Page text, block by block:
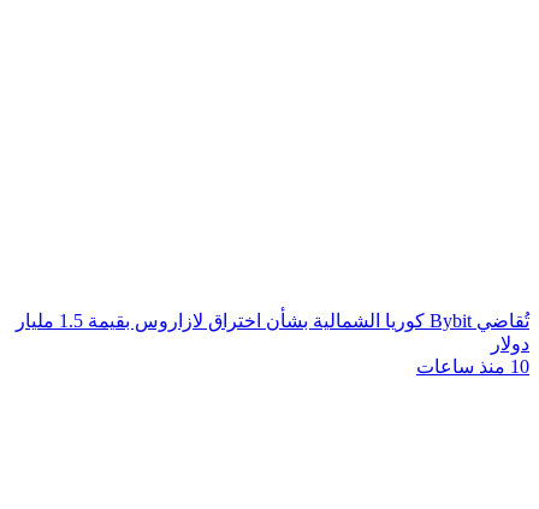
تُقاضي Bybit كوريا الشمالية بشأن اختراق لازاروس بقيمة 1.5 مليار
دولار
10 منذ ساعات